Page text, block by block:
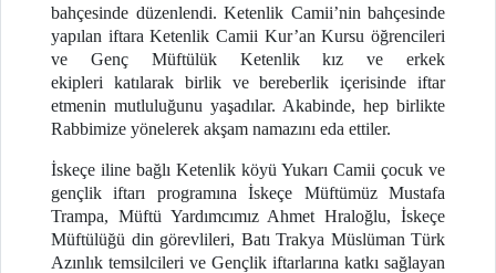
bahçesinde düzenlendi. Ketenlik Camii’nin bahçesinde
yapılan iftaraKetenlik Camii Kur’an Kursu öğrencileri
ve Genç Müftülük Ketenlik kız ve erkek
ekipleri katılarak birlik ve bereberlik içerisinde iftar
etmenin mutluluğunu yaşadılar. Akabinde, hep birlikte
Rabbimize yönelerek akşam namazını eda ettiler.
İskeçe iline bağlı Ketenlik köyü Yukarı Camii çocuk ve
gençlikiftarı programınaİskeçe Müftümüz Mustafa
Trampa, Müftü Yardımcımız Ahmet Hraloğlu, İskeçe
Müftülüğü din görevlileri, Batı Trakya Müslüman Türk
Azınlık temsilcileri ve Gençlik iftarlarına katkı sağlayan